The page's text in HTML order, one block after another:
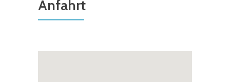
Anfahrt